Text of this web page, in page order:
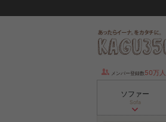
メンバー登録数 50万人
ソファー
Sofa